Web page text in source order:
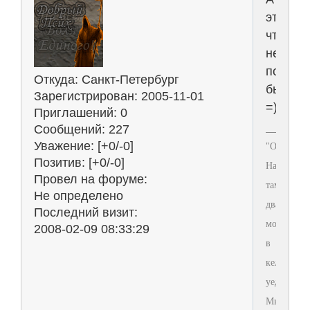
Откуда: Санкт-Петербург
Зарегистрирован: 2005-11-01
Приглашений: 0
Сообщений: 227
Уважение: [+0/-0]
Позитив: [+0/-0]
Провел на форуме:
Не определено
Последний визит:
2008-02-09 08:33:29
это
чтобы
не
было....
=))))))
"Отец
там
два
монаха
в
келье
Мы